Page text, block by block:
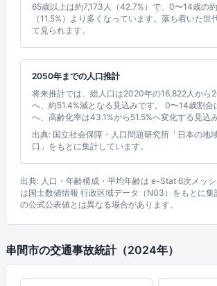
65歳以上は約7,173人（42.7%）で、0〜14歳の
（11.5%）より多くなっています。落ち着いた世
て見られます。
2050年までの人口推計
将来推計では、総人口は2020年の16,822人から
へ、約51.4%減となる見込みです。 0〜14歳割合
へ、高齢化率は43.1%から51.5%へ変化する見込み
出典: 国立社会保障・人口問題研究所「日本の地
口」をもとに集計しています。
出典: 人口・年齢構成・平均年齢は e-Stat 6次メッ
は国土数値情報 行政区域データ（N03）をもとに集
の公式公表値とは異なる場合があります。
串間市の交通事故統計（2024年）